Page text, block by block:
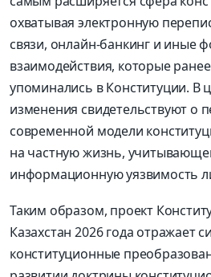
охватывая электронную
связи, онлайн-банкинг и иные
взаимодействия, которые
упоминались в Конституции. В
изменения свидетельствуют о
современной модели
на частную жизнь,
информационную уязвимость
Таким образом, проект
Казахстан 2026 года отражает
конституционные